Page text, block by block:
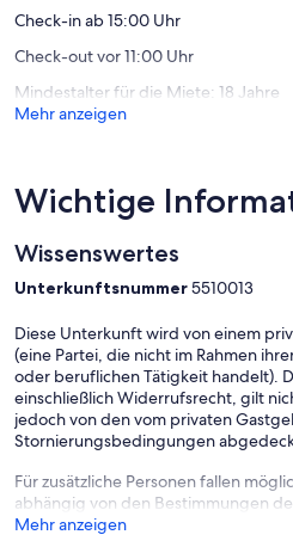
Wanderkarten
Schlafzimmer ca. 28 m2 mit Zugang
Boxspringbett
TV über Chromecast
Ankleidezimmer/Büro 16m2
Große Kleiderschränke
Waschraum
Trockenmöglichkeit
Bad mit Badewanne und Dusche
Gästetoilette im EG
Hauswirtschaftsraum im EG
Terrasse ( Südseite )
Sitzmöglichkeiten 6
Schwenkgrill
Check-in ab 15:00 Uhr
Check-out vor 11:00 Uhr
Mindestalter für die Miete: 18 Jahre
Mehr anzeigen
Wichtige
Wissenswertes
Unterkunftsnummer5510013
Diese Unterkunft wird von einem
(eine Partei, die nicht im Rahmen
oder beruflichen Tätigkeit handelt).
einschließlich Widerrufsrecht, gilt
jedoch von den vom privaten
Stornierungsbedingungen
Für zusätzliche Personen fallen
abhängig von den Bestimmungen
Mehr anzeigen